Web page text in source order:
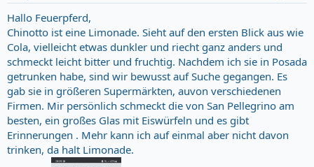
Hallo Feuerpferd,
Chinotto ist eine Limonade. Sieht auf den ersten Blick aus wie
Cola, vielleicht etwas dunkler und riecht ganz anders und
schmeckt leicht bitter und fruchtig. Nachdem ich sie in Posada
getrunken habe, sind wir bewusst auf Suche gegangen. Es
gab sie in größeren Supermärkten, auvon verschiedenen
Firmen. Mir persönlich schmeckt die von San Pellegrino am
besten, ein großes Glas mit Eiswürfeln und es gibt
Erinnerungen . Mehr kann ich auf einmal aber nicht davon
trinken, da halt Limonade.